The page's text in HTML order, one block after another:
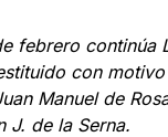
febrero continúa
con
Manuel de
J. de la Serna.